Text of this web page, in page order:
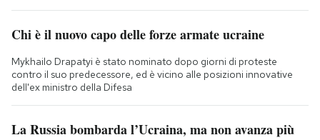
Chi è il nuovo capo delle forze armate ucraine
Mykhailo Drapatyi è stato nominato dopo giorni di proteste
contro il suo predecessore, ed è vicino alle posizioni innovative
dell'ex ministro della Difesa
La Russia bombarda l’Ucraina, ma non avanza più